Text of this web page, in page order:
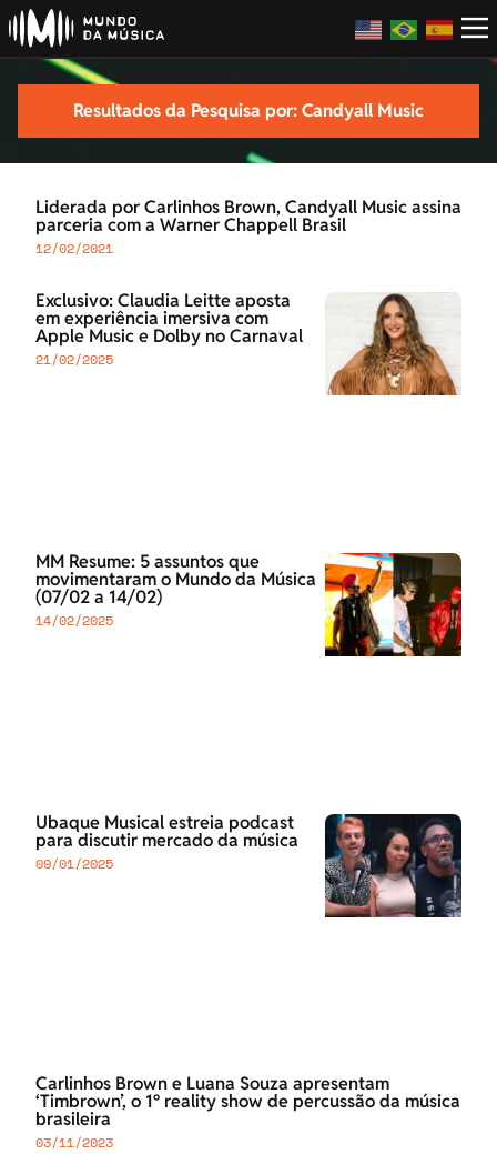
Resultados da Pesquisa por: Candyall Music
Liderada por Carlinhos Brown, Candyall Music assina
parceria com a Warner Chappell Brasil
12/02/2021
Exclusivo: Claudia Leitte aposta
em experiência imersiva com
Apple Music e Dolby no Carnaval
21/02/2025
MM Resume: 5 assuntos que
movimentaram o Mundo da Música
(07/02 a 14/02)
14/02/2025
Ubaque Musical estreia podcast
para discutir mercado da música
09/01/2025
Carlinhos Brown e Luana Souza apresentam
‘Timbrown’, o 1º reality show de percussão da música
brasileira
03/11/2023